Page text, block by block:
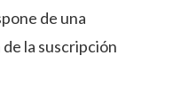
de una
la suscripción